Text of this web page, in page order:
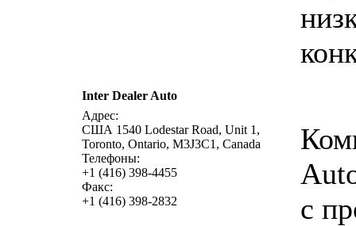
Inter Dealer Auto
Адрес:
США 1540 Lodestar Road, Unit 1,
Toronto, Ontario, M3J3C1, Canada
Телефоны:
+1 (416) 398-4455
Факс:
+1 (416) 398-2832
с